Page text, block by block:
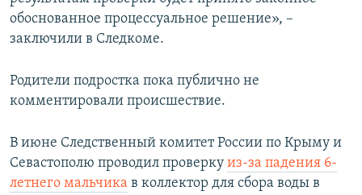
обоснованное процессуальное решение», –
заключили в Следкоме.
Родители подростка пока публично не
комментировали происшествие.
В июне Следственный комитет России по Крыму и
Севастополю проводил проверку из-за падения 6-
летнего мальчика в коллектор для сбора воды в